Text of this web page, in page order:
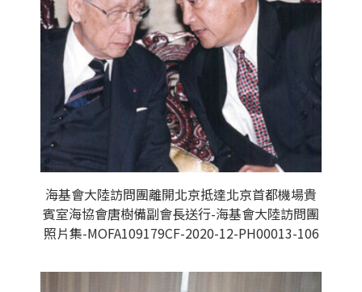
海基會大陸訪問團離開北京抵達北京首都機場貴
賓室海協會唐樹備副會長送行-海基會大陸訪問團
照片集-MOFA109179CF-2020-12-PH00013-106